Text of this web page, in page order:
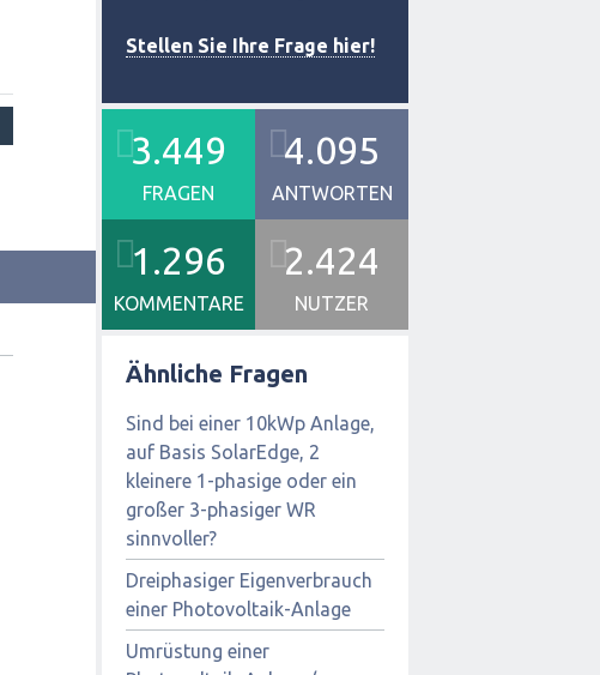
Stellen Sie Ihre Frage hier!
3.449
FRAGEN
4.095
ANTWORTEN
1.296
KOMMENTARE
2.424
NUTZER
Ähnliche Fragen
Sind bei einer 10kWp Anlage,
auf Basis SolarEdge, 2
kleinere 1-phasige oder ein
großer 3-phasiger WR
sinnvoller?
Dreiphasiger Eigenverbrauch
einer Photovoltaik-Anlage
Umrüstung einer